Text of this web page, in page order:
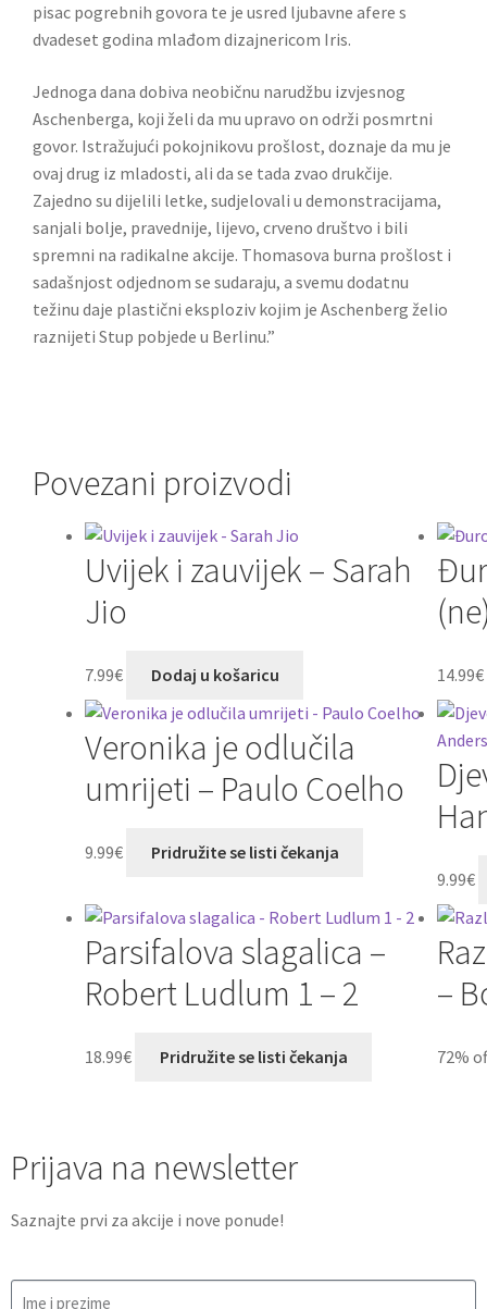
pisac pogrebnih govora te je usred ljubavne afere s
dvadeset godina mlađom dizajnericom Iris.
Jednoga dana dobiva neobičnu narudžbu izvjesnog
Aschenberga, koji želi da mu upravo on održi posmrtni
govor. Istražujući pokojnikovu prošlost, doznaje da mu je
ovaj drug iz mladosti, ali da se tada zvao drukčije.
Zajedno su dijelili letke, sudjelovali u demonstracijama,
sanjali bolje, pravednije, lijevo, crveno društvo i bili
spremni na radikalne akcije. Thomasova burna prošlost i
sadašnjost odjednom se sudaraju, a svemu dodatnu
težinu daje plastični eksploziv kojim je Aschenberg želio
raznijeti Stup pobjede u Berlinu.”
Povezani proizvodi
Uvijek i zauvijek – Sarah
Jio
7.99€ Dodaj u košaricu 14.99€
Veronika je odlučila
umrijeti – Paulo Coelho
9.99€ Pridružite se listi čekanja
9.99€
Parsifalova slagalica –
Robert Ludlum 1 – 2
18.99€ Pridružite se listi čekanja
–
72%
Prijava na newsletter
Saznajte prvi za akcije i nove ponude!